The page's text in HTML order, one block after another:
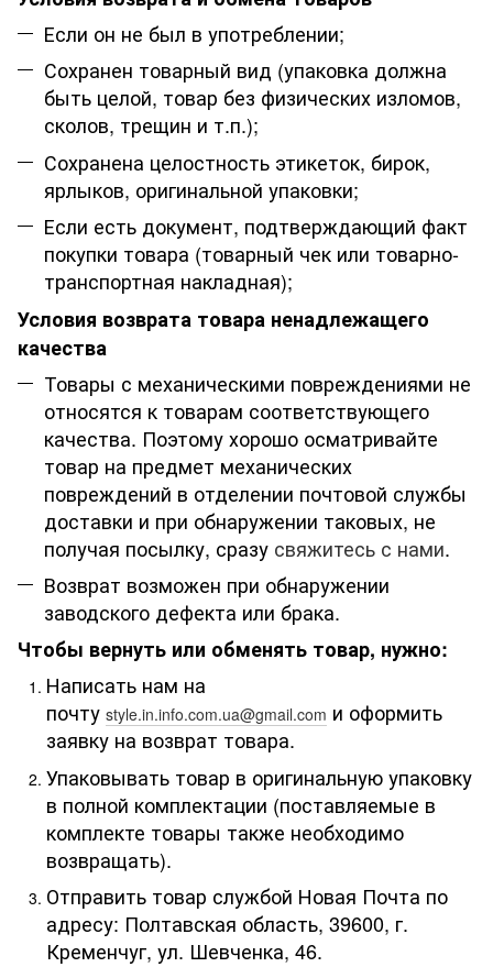
Если он не был в употреблении;
Сохранен товарный вид (упаковка должна
быть целой, товар без физических изломов,
сколов, трещин и т.п.);
Сохранена целостность этикеток, бирок,
ярлыков, оригинальной упаковки;
Если есть документ, подтверждающий факт
покупки товара (товарный чек или товарно-
транспортная накладная);
Условия возврата товара ненадлежащего
качества
Товары с механическими повреждениями не
относятся к товарам соответствующего
качества. Поэтому хорошо осматривайте
товар на предмет механических
повреждений в отделении почтовой службы
доставки и при обнаружении таковых, не
получая посылку, сразу свяжитесь с нами.
Возврат возможен при обнаружении
заводского дефекта или брака.
Чтобы вернуть или обменять товар, нужно:
Написать нам на
почту style.in.info.com.ua@gmail.com и оформить
заявку на возврат товара.
Упаковывать товар в оригинальную упаковку
в полной комплектации (поставляемые в
комплекте товары также необходимо
возвращать).
Отправить товар службой Новая Почта по
адресу: Полтавская область, 39600, г.
Кременчуг, ул. Шевченка, 46.